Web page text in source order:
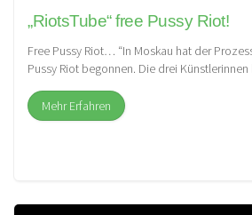
„RiotsTube“ free Pussy Riot!
Free Pussy Riot… “In Moskau hat der
Pussy Riot begonnen. Die drei
Mehr Erfahren